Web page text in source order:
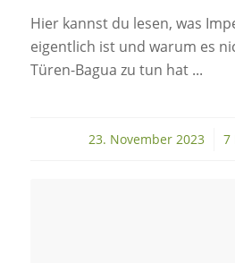
Hier kannst du lesen, was
eigentlich ist und warum es
Türen-Bagua zu tun hat ...
23. November 2023
/ 7